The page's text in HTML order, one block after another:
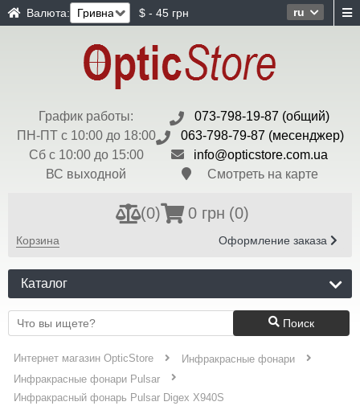
ru
Валюта: $ - 45 грн
График работы:
ПН-ПТ с 10:00 до 18:00
Сб с 10:00 до 15:00
ВС выходной
073-798-19-87 (общий)
063-798-79-87 (месенджер)
info@opticstore.com.ua
Смотреть на карте
(0) 0 грн (0)
Корзина Оформление заказа
Каталог
Поиск
Интернет магазин OpticStore
Инфракрасные фонари
Инфракрасные фонари Pulsar
Инфракрасный фонарь Pulsar Digex X940S